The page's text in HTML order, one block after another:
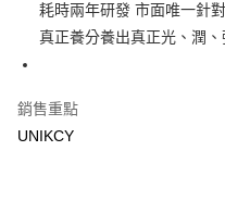
街口支付
悠遊付
Google Pay
耗時兩年研發 市面唯一針
真正養分養出真正光、潤、
銷售重點
UNIKCY